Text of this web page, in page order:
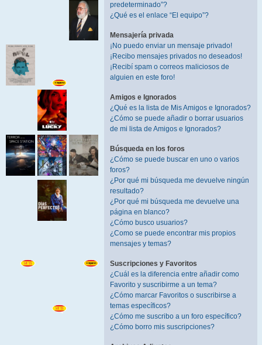
predeterminado”?
¿Qué es el enlace “El equipo”?
Mensajería privada
¡No puedo enviar un mensaje privado!
¡Recibo mensajes privados no deseados!
¡Recibí spam o correos maliciosos de
alguien en este foro!
Amigos e Ignorados
¿Qué es la lista de Mis Amigos e Ignorados?
¿Cómo se puede añadir o borrar usuarios
de mi lista de Amigos e Ignorados?
Búsqueda en los foros
¿Cómo se puede buscar en uno o varios
foros?
¿Por qué mi búsqueda me devuelve ningún
resultado?
¿Por qué mi búsqueda me devuelve una
página en blanco?
¿Cómo busco usuarios?
¿Como se puede encontrar mis propios
mensajes y temas?
Suscripciones y Favoritos
¿Cuál es la diferencia entre añadir como
Favorito y suscribirme a un tema?
¿Cómo marcar Favoritos o suscribirse a
temas específicos?
¿Cómo me suscribo a un foro específico?
¿Cómo borro mis suscripciones?